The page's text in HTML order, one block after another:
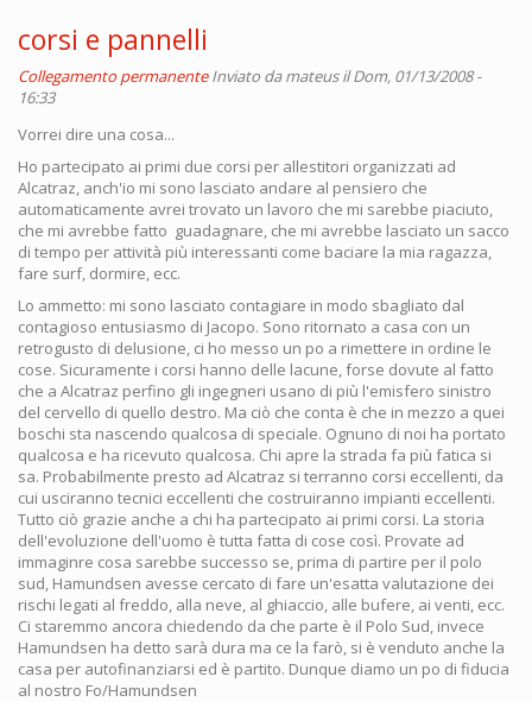
corsi e pannelli
Collegamento permanente Inviato damateusil Dom, 01/13/2008 -
16:33
Vorrei dire una cosa...
Ho partecipato ai primi due corsi per allestitori organizzati ad
Alcatraz, anch'io mi sono lasciato andare al pensiero che
automaticamente avrei trovato un lavoro che mi sarebbe piaciuto,
che mi avrebbe fatto guadagnare, che mi avrebbe lasciato un sacco
di tempo per attività più interessanti come baciare la mia ragazza,
fare surf, dormire, ecc.
Lo ammetto: mi sono lasciato contagiare in modo sbagliato dal
contagioso entusiasmo di Jacopo. Sono ritornato a casa con un
retrogusto di delusione, ci ho messo un po a rimettere in ordine le
cose. Sicuramente i corsi hanno delle lacune, forse dovute al fatto
che a Alcatraz perfino gli ingegneri usano di più l'emisfero sinistro
del cervello di quello destro. Ma ciò che conta è che in mezzo a quei
boschi sta nascendo qualcosa di speciale. Ognuno di noi ha portato
qualcosa e ha ricevuto qualcosa. Chi apre la strada fa più fatica si
sa. Probabilmente presto ad Alcatraz si terranno corsi eccellenti, da
cui usciranno tecnici eccellenti che costruiranno impianti eccellenti.
Tutto ciò grazie anche a chi ha partecipato ai primi corsi. La storia
dell'evoluzione dell'uomo è tutta fatta di cose così. Provate ad
immaginre cosa sarebbe successo se, prima di partire per il polo
sud, Hamundsen avesse cercato di fare un'esatta valutazione dei
rischi legati al freddo, alla neve, al ghiaccio, alle bufere, ai venti, ecc.
Ci staremmo ancora chiedendo da che parte è il Polo Sud, invece
Hamundsen ha detto sarà dura ma ce la farò, si è venduto anche la
casa per autofinanziarsi ed è partito. Dunque diamo un po di fiducia
al nostro Fo/Hamundsen